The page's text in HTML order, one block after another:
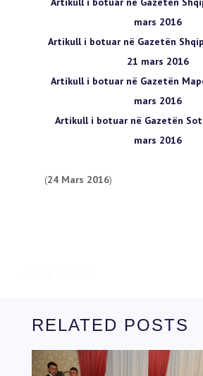
mars 2016
Artikull i botuar në Gazetën
21 mars 2016
Artikull i botuar në Gazetën
mars 2016
Artikull i botuar në Gazetën
mars 2016
(24 Mars 2016)
RELATED POSTS